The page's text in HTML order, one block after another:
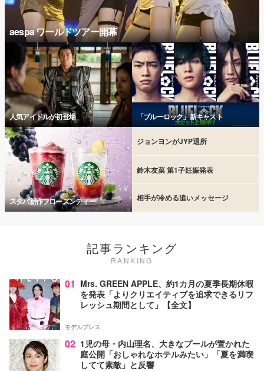
aespa ワールドツアー開幕
人気アイドルが初登場 「ブルーロック」新キャスト
スタバ新作フローズンティー
ジョンヨンがJYP退所
鈴木友菜 第1子妊娠発表
相手が冷める追いメッセージ
記事ランキング
RANKING
01 Mrs. GREEN APPLE、約1カ月の夏季長期休暇
を発表「よりクリエイティブを追求できるリフ
レッシュ期間として」【全文】
モデルプレス
02 1児の母・内山理名、大きなプールが置かれた
庭公開「おしゃれなホテルみたい」「夏を満喫
してて素敵」と反響